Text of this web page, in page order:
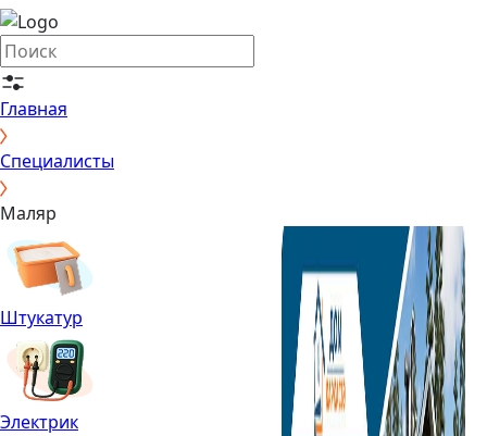
Главная
Специалисты
Маляр
Штукатур
Электрик